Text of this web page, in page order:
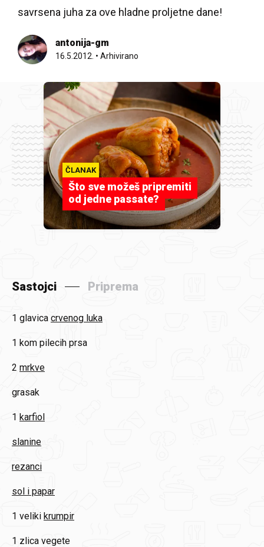
savrsena juha za ove hladne proljetne dane!
antonija-gm
16.5.2012. • Arhivirano
ČLANAK
Što sve možeš pripremiti
od jedne passate?
Sastojci Priprema
1 glavica crvenog luka
1 kom pilecih prsa
2 mrkve
grasak
1 karfiol
slanine
rezanci
sol i papar
1 veliki krumpir
1 zlica vegete